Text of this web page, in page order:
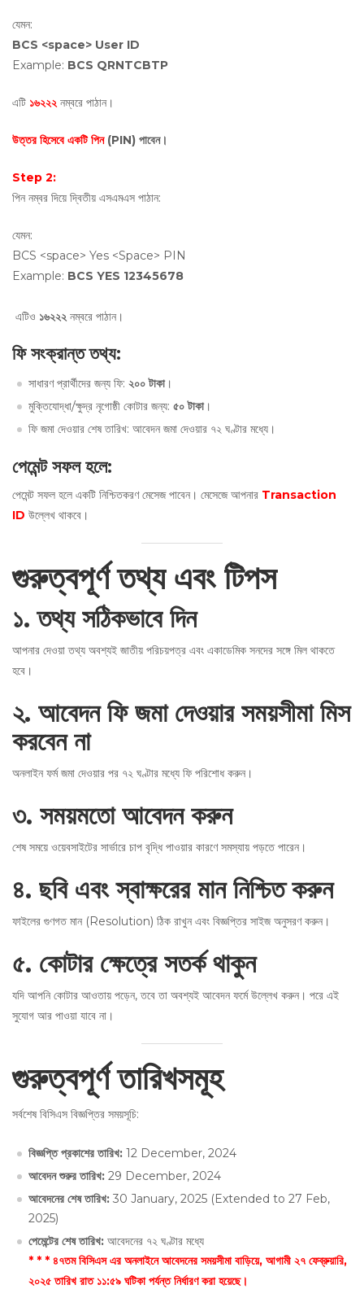
যেমন:
BCS <space> User ID
Example: BCS QRNTCBTP
এটি ১৬২২২ নম্বরে পাঠান।
উত্তর হিসেবে একটি পিন (PIN) পাবেন।
Step 2:
পিন নম্বর দিয়ে দ্বিতীয় এসএমএস পাঠান:
যেমন:
BCS <space> Yes <Space> PIN
Example: BCS YES 12345678
এটিও ১৬২২২ নম্বরে পাঠান।
ফি সংক্রান্ত তথ্য:
সাধারণ প্রার্থীদের জন্য ফি: ২০০ টাকা।
মুক্তিযোদ্ধা/ক্ষুদ্র নৃগোষ্ঠী কোটার জন্য: ৫০ টাকা।
ফি জমা দেওয়ার শেষ তারিখ: আবেদন জমা দেওয়ার ৭২ ঘণ্টার মধ্যে।
পেমেন্ট সফল হলে:
পেমেন্ট সফল হলে একটি নিশ্চিতকরণ মেসেজ পাবেন। মেসেজে আপনার Transaction
ID উল্লেখ থাকবে।
গুরুত্বপূর্ণ তথ্য এবং টিপস
১.তথ্য সঠিকভাবে দিন
আপনার দেওয়া তথ্য অবশ্যই জাতীয় পরিচয়পত্র এবং একাডেমিক সনদের সঙ্গে মিল থাকতে
হবে।
২. আবেদন ফি জমা দেওয়ার সময়সীমা মিস
করবেন না
অনলাইন ফর্ম জমা দেওয়ার পর ৭২ ঘণ্টার মধ্যে ফি পরিশোধ করুন।
৩. সময়মতো আবেদন করুন
শেষ সময়ে ওয়েবসাইটের সার্ভারে চাপ বৃদ্ধি পাওয়ার কারণে সমস্যায় পড়তে পারেন।
৪. ছবি এবং স্বাক্ষরের মান নিশ্চিত করুন
ফাইলের গুণগত মান (Resolution) ঠিক রাখুন এবং বিজ্ঞপ্তির সাইজ অনুসরণ করুন।
৫. কোটার ক্ষেত্রে সতর্ক থাকুন
যদি আপনি কোটার আওতায় পড়েন, তবে তা অবশ্যই আবেদন ফর্মে উল্লেখ করুন। পরে এই
সুযোগ আর পাওয়া যাবে না।
গুরুত্বপূর্ণ তারিখসমূহ
সর্বশেষ বিসিএস বিজ্ঞপ্তির সময়সূচি:
বিজ্ঞপ্তি প্রকাশের তারিখ: 12 December, 2024
আবেদন শুরুর তারিখ: 29 December, 2024
আবেদনের শেষ তারিখ: 30 January, 2025 (Extended to 27 Feb,
2025)
পেমেন্টের শেষ তারিখ: আবেদনের ৭২ ঘণ্টার মধ্যে
* * * ৪৭তম বিসিএস এর অনলাইনে আবেদনের সময়সীমা বাড়িয়ে, আগামী ২৭ ফেব্রুয়ারি,
২০২৫ তারিখ রাত ১১:৫৯ ঘটিকা পর্যন্ত নির্ধারণ করা হয়েছে।